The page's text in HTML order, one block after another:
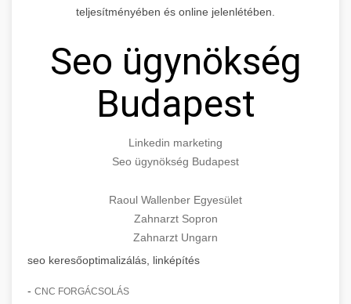
teljesítményében és online jelenlétében.
Seo ügynökség
Budapest
Linkedin marketing
Seo ügynökség Budapest
Raoul Wallenber Egyesület
Zahnarzt Sopron
Zahnarzt Ungarn
seo keresőoptimalizálás, linképítés
- CNC FORGÁCSOLÁS